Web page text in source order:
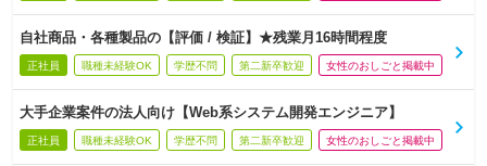
自社商品・各種製品の【評価 / 検証】★残業月16時間程度
正社員 職種未経験OK 学歴不問 第二新卒歓迎 女性のおしごと掲載中
大手企業案件の法人向け【Web系システム開発エンジニア】
正社員 職種未経験OK 学歴不問 第二新卒歓迎 女性のおしごと掲載中